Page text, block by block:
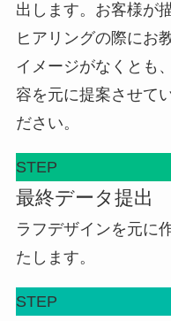
出します。お客様が
ヒアリングの際にお
イメージがなくとも
容を元に提案させて
ださい。
STEP
最終データ提出
ラフデザインを元に
たします。
STEP